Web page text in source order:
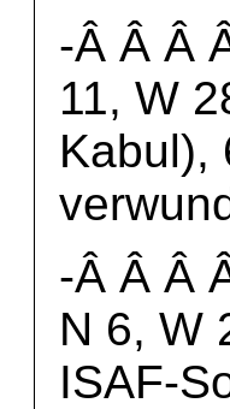
-Â Â Â
11, W
Kabul),
-Â Â Â
N 6, W
ISAF-